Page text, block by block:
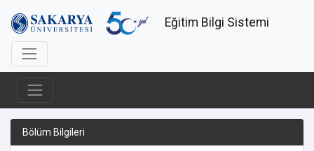
Eğitim Bilgi Sistemi
Bölüm Bilgileri